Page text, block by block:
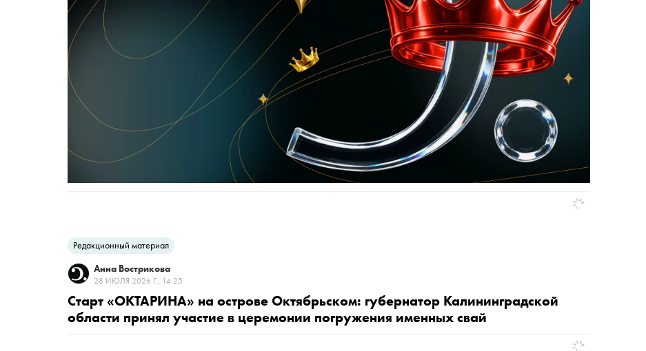
Редакционный материал
Анна Вострикова
28 ИЮЛЯ 2026 Г., 14:25
Старт «ОКТАРИНА» на острове Октябрьском: губернатор Калининградской
области принял участие в церемонии погружения именных свай